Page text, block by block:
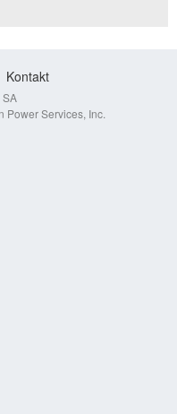
Kontakt
SA
Power Services, Inc.